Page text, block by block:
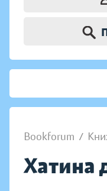
Bookforum /
Хатина